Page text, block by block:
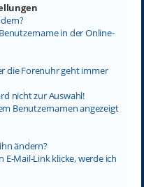
in der Online-
die Forenuhr geht immer
nicht zur Auswahl!
Benutzernamen angezeigt
ändern?
Mail-Link klicke, werde ich